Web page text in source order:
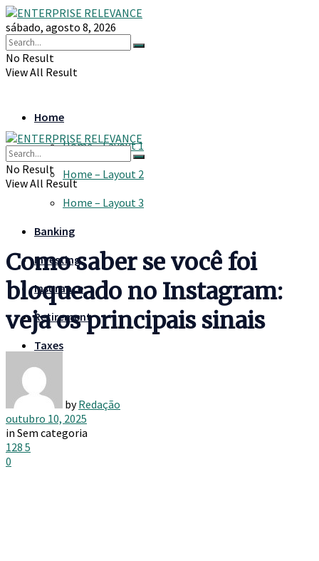
sábado, agosto 8, 2026
No Result
View All Result
Home
Home – Layout 1
Home – Layout 2
Home – Layout 3
Banking
Investing
Insurance
Retirement
Taxes
No Result
View All Result
Como saber se você foi
bloqueado no Instagram:
veja os principais sinais
by Redação
outubro 10, 2025
in Sem categoria
128 5
0